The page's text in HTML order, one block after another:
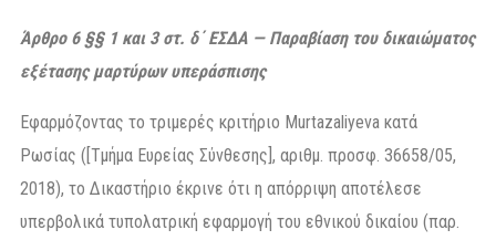
Άρθρο 6 §§ 1 και 3 στ. δ΄ ΕΣΔΑ — Παραβίαση του δικαιώματος
εξέτασης μαρτύρων υπεράσπισης
Εφαρμόζοντας το τριμερές κριτήριο Murtazaliyeva κατά
Ρωσίας ([Τμήμα Ευρείας Σύνθεσης], αριθμ. προσφ. 36658/05,
2018), το Δικαστήριο έκρινε ότι η απόρριψη αποτέλεσε
υπερβολικά τυπολατρική εφαρμογή του εθνικού δικαίου (παρ.